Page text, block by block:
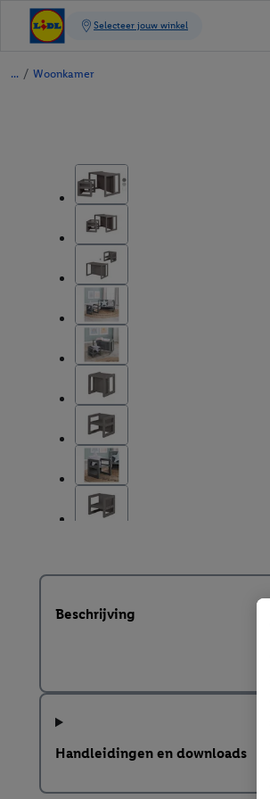
/ Woonkamer
Beschrijving
Handleidingen en downloads